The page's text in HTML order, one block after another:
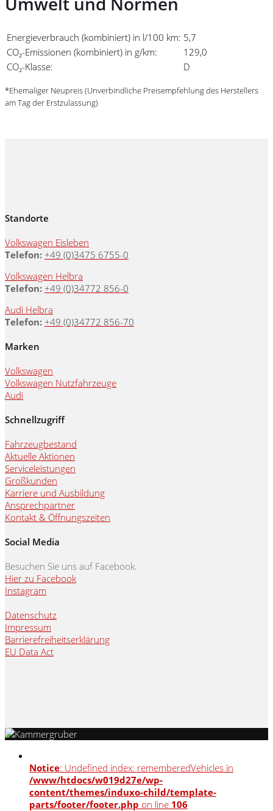
Energieverbrauch (kombiniert) in l/100 km: 5,7
CO₂-Emissionen (kombiniert) in g/km:
129,0
CO₂-Klasse:
D
*Ehemaliger Neupreis (Unverbindliche Preisempfehlung des Herstellers
am Tag der Erstzulassung)
Standorte
Volkswagen Eisleben
Telefon: +49 (0)3475 6755-0
Volkswagen Helbra
Telefon: +49 (0)34772 856-0
Audi Helbra
Telefon: +49 (0)34772 856-70
Marken
Volkswagen
Volkswagen Nutzfahrzeuge
Audi
Schnellzugriff
Fahrzeugbestand
Aktuelle Aktionen
Serviceleistungen
Großkunden
Karriere und Ausbildung
Ansprechpartner
Kontakt & Öffnungszeiten
Social Media
Besuchen Sie uns auf Facebook.
Hier zu Facebook
Instagram
Datenschutz
Impressum
Barrierefreiheitserklärung
EU Data Act
Notice: Undefined index: rememberedVehicles in
/www/htdocs/w019d27e/wp-
content/themes/induxo-child/template-
parts/footer/footer.php on line 106